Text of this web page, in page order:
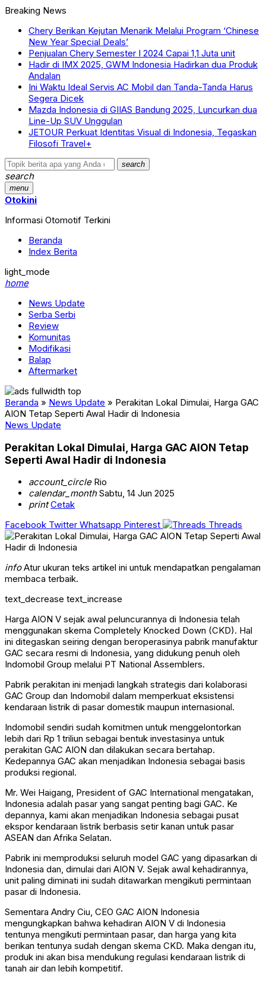
Breaking News
Chery Berikan Kejutan Menarik Melalui Program ‘Chinese
New Year Special Deals’
Penjualan Chery Semester I 2024 Capai 1,1 Juta unit
Hadir di IMX 2025, GWM Indonesia Hadirkan dua Produk
Andalan
Ini Waktu Ideal Servis AC Mobil dan Tanda-Tanda Harus
Segera Dicek
Mazda Indonesia di GIIAS Bandung 2025, Luncurkan dua
Line-Up SUV Unggulan
JETOUR Perkuat Identitas Visual di Indonesia, Tegaskan
Filosofi Travel+
search
search
menu
Otokini
Informasi Otomotif Terkini
Beranda
Index Berita
light_mode
home
News Update
Serba Serbi
Review
Komunitas
Modifikasi
Balap
Aftermarket
Beranda » News Update » Perakitan Lokal Dimulai, Harga GAC
AION Tetap Seperti Awal Hadir di Indonesia
News Update
Perakitan Lokal Dimulai, Harga GAC AION Tetap
Seperti Awal Hadir di Indonesia
account_circleRio
calendar_monthSabtu, 14 Jun 2025
print Cetak
Facebook Twitter Whatsapp Pinterest Threads
infoAtur ukuran teks artikel ini untuk mendapatkan pengalaman
membaca terbaik.
text_decrease text_increase
Harga AION V sejak awal peluncurannya di Indonesia telah
menggunakan skema Completely Knocked Down (CKD). Hal
ini ditegaskan seiring dengan beroperasinya pabrik manufaktur
GAC secara resmi di Indonesia, yang didukung penuh oleh
Indomobil Group melalui PT National Assemblers.
Pabrik perakitan ini menjadi langkah strategis dari kolaborasi
GAC Group dan Indomobil dalam memperkuat eksistensi
kendaraan listrik di pasar domestik maupun internasional.
Indomobil sendiri sudah komitmen untuk menggelontorkan
lebih dari Rp 1 triliun sebagai bentuk investasinya untuk
perakitan GAC AION dan dilakukan secara bertahap.
Kedepannya GAC akan menjadikan Indonesia sebagai basis
produksi regional.
Mr. Wei Haigang, President of GAC International mengatakan,
Indonesia adalah pasar yang sangat penting bagi GAC. Ke
depannya, kami akan menjadikan Indonesia sebagai pusat
ekspor kendaraan listrik berbasis setir kanan untuk pasar
ASEAN dan Afrika Selatan.
Pabrik ini memproduksi seluruh model GAC yang dipasarkan di
Indonesia dan, dimulai dari AION V. Sejak awal kehadirannya,
unit paling diminati ini sudah ditawarkan mengikuti permintaan
pasar di Indonesia.
Sementara Andry Ciu, CEO GAC AION Indonesia
mengungkapkan bahwa kehadiran AION V di Indonesia
tentunya mengikuti permintaan pasar, dan harga yang kita
berikan tentunya sudah dengan skema CKD. Maka dengan itu,
produk ini akan bisa mendukung regulasi kendaraan listrik di
tanah air dan lebih kompetitif.